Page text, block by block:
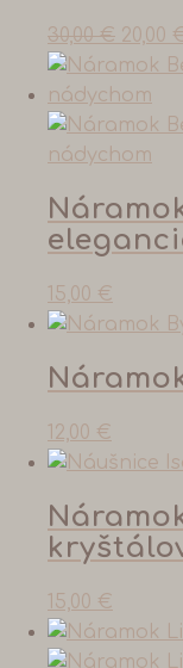
30,00€ 20,00
15,00 €
12,00 €
15,00 €